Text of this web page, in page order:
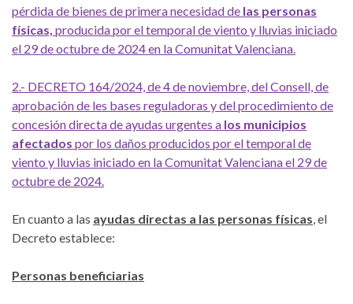
pérdida de bienes de primera necesidad de las personas
físicas, producida por el temporal de viento y lluvias iniciado
el 29 de octubre de 2024 en la Comunitat Valenciana.
2.- DECRETO 164/2024, de 4 de noviembre, del Consell, de
aprobación de les bases reguladoras y del procedimiento de
concesión directa de ayudas urgentes a los municipios
afectados por los daños producidos por el temporal de
viento y lluvias iniciado en la Comunitat Valenciana el 29 de
octubre de 2024.
En cuanto a las ayudas directas a las personas físicas , el
Decreto establece:
Personas beneficiarias